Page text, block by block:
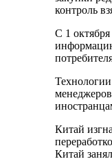
контроль
С 1
Китай
Китай